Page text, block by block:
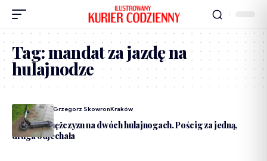
Tag:mandat za jazdę na
hulajnodze
Dodane PrzezGrzegorz SkowronKraków
Czwórka mężczyzn na dwóch hulajnogach. Pościg za jedną,
druga odjechała